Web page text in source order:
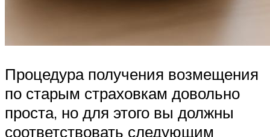
Процедура получения возмещения
по старым страховкам довольно
проста, но для этого вы должны
соответствовать следующим